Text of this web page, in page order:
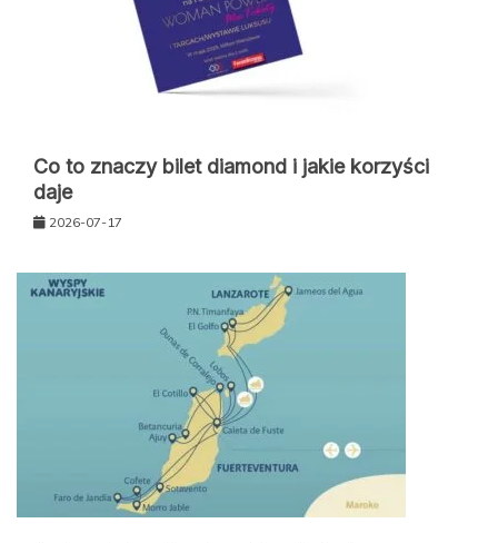
Co to znaczy bilet diamond i jakie korzyści
daje
2026-07-17